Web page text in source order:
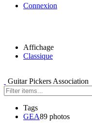
Connexion
Affichage
Classique
Guitar Pickers Association
Tags
GEA89 photos